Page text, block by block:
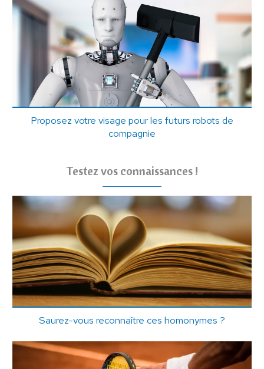
Proposez votre visage pour les futurs robots de
compagnie
Testez vos connaissances !
Saurez-vous reconnaître ces homonymes ?